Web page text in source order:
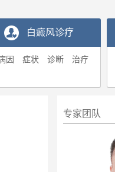
白癜风诊疗
因 症状 诊断 治疗
专家团队